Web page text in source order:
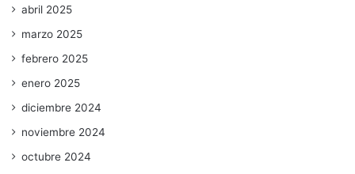
abril 2025
marzo 2025
febrero 2025
enero 2025
diciembre 2024
noviembre 2024
octubre 2024